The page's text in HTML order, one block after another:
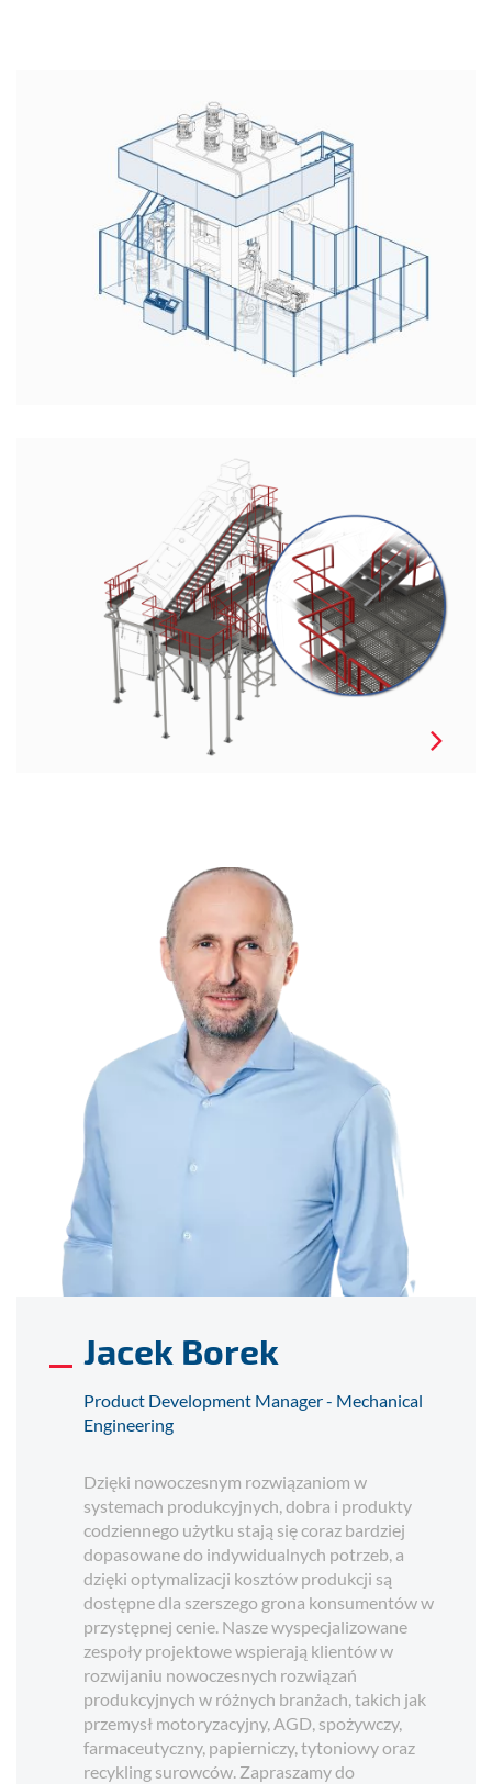
Jacek Borek
Product Development Manager - Mechanical
Engineering
Dzięki nowoczesnym rozwiązaniom w
systemach produkcyjnych, dobra i produkty
codziennego użytku stają się coraz bardziej
dopasowane do indywidualnych potrzeb, a
dzięki optymalizacji kosztów produkcji są
dostępne dla szerszego grona konsumentów w
przystępnej cenie. Nasze wyspecjalizowane
zespoły projektowe wspierają klientów w
rozwijaniu nowoczesnych rozwiązań
produkcyjnych w różnych branżach, takich jak
przemysł motoryzacyjny, AGD, spożywczy,
farmaceutyczny, papierniczy, tytoniowy oraz
recykling surowców. Zapraszamy do